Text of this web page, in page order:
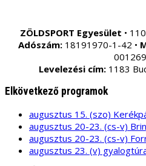
ZÖLDSPORT Egyesület •
Adószám:18191970-1-42 •
Levelezési cím:1183
Elkövetkező programok
augusztus 15. (szo)
augusztus 20-23. (cs-v)
augusztus 20-23. (cs-v)
augusztus 23. (v)